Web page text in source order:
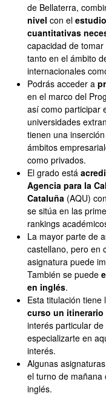
seconds
de Bellaterra,
nivel con el
cuantitativas
capacidad de
tanto en el ámbito
internacionales
Podrás acceder a
en el marco del
así como participar
universidades
tienen una
ámbitos
como privados.
El grado está
Agencia para la
Cataluña (AQU)
se sitúa en las
rankings
La mayor parte de
castellano, pero en
asignatura puede
También se puede
en inglés.
Esta titulación tiene
curso un
interés particular
especializarte en
interés.
Algunas
el turno de mañana
inglés.